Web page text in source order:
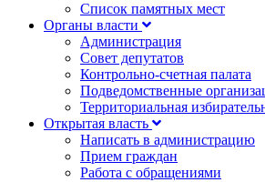
Список памятных мест
Органы власти
Администрация
Совет депутатов
Контрольно-счетная палата
Подведомственные
Территориальная
Открытая власть
Написать в администрацию
Прием граждан
Работа с обращениями